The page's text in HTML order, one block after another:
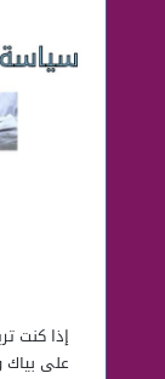
إذا كنت
على بياك